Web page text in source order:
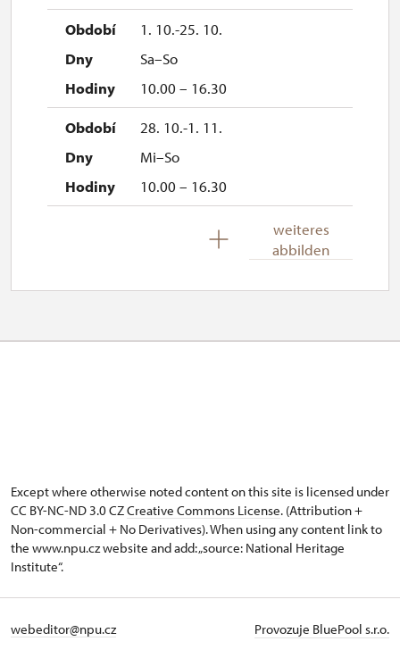
1. 10.-25. 10.
Sa–So
10.00 – 16.30
28. 10.-1. 11.
Mi–So
10.00 – 16.30
2. 11.-31. 12.
weiteres
abbilden
Except where otherwise noted content on this site is licensed under
CC BY-NC-ND 3.0 CZCreative Commons License. (Attribution +
Non-commercial + No Derivatives). When using any content link to
the www.npu.cz website and add: „source: National Heritage
Institute“.
webeditor@npu.cz Provozuje BluePool s.r.o.